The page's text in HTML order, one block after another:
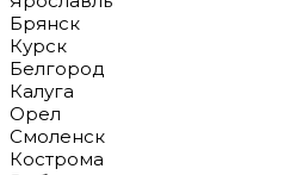
Брянск
Курск
Белгород
Калуга
Орел
Смоленск
Кострома